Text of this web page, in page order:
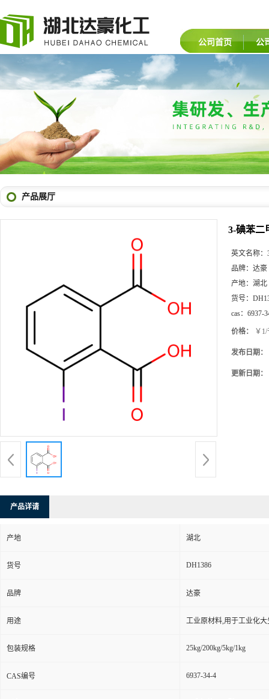
公司首页 公
产品展厅
3-碘苯二
英文名称：
品牌： 达豪
产地： 湖北
货号：
cas： 6937-
价格： ￥
发布日期：
更新日期：
产品详请
产地 湖北
货号 DH1386
品牌 达豪
用途 工业原材料,用于工业化大
包装规格 25kg/200kg/5kg/1kg
CAS编号 6937-34-4